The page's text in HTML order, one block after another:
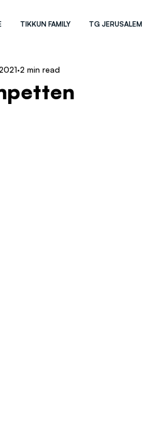
TIKKUN FAMILY TG JERUSALEM
2 min read